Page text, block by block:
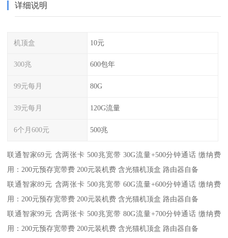
详细说明
机顶盒 10元
300兆 600包年
99元每月 80G
39元每月 120G流量
6个月600元 500兆
联通智家69元 含两张卡 500兆宽带 30G流量+500分钟通话 缴纳费
用：200元预存宽带费 200元装机费 含光猫机顶盒 路由器自备
联通智家89元 含两张卡 500兆宽带 60G流量+600分钟通话 缴纳费
用：200元预存宽带费 200元装机费 含光猫机顶盒 路由器自备
联通智家99元 含两张卡 500兆宽带 80G流量+700分钟通话 缴纳费
用：200元预存宽带费 200元装机费 含光猫机顶盒 路由器自备